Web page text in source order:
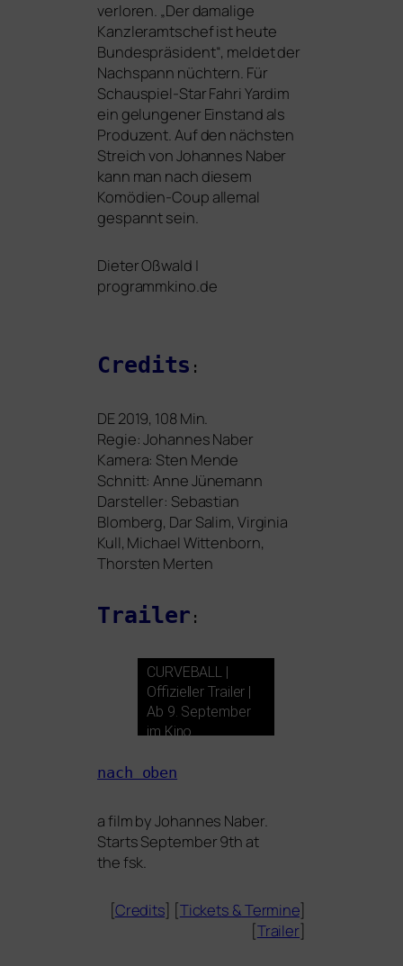
ver­lo­ren. „Der dama­li­ge
Kanzleramtschef ist heu­te
Bundespräsident“, mel­det der
Nachspann nüch­tern. Für
Schauspiel-Star Fahri Yardim
ein gelun­ge­ner Einstand als
Produzent. Auf den nächs­ten
Streich von Johannes Naber
kann man nach die­sem
Komödien-Coup alle­mal
gespannt sein.
Dieter Oßwald |
programmkino.de
Credits :
DE2019, 108 Min.
Regie: Johannes Naber
Kamera: Sten Mende
Schnitt: Anne Jünemann
Darsteller: Sebastian
Blomberg, Dar Salim, Virginia
Kull, Michael Wittenborn,
Thorsten Merten
Trailer :
CURVEBALL |
Offizieller Trailer |
Ab 9. September
im Kino
nach oben
a film by Johannes Naber.
Starts September 9th at
the fsk.
[Credits] [Tickets &Termine]
[Trailer]